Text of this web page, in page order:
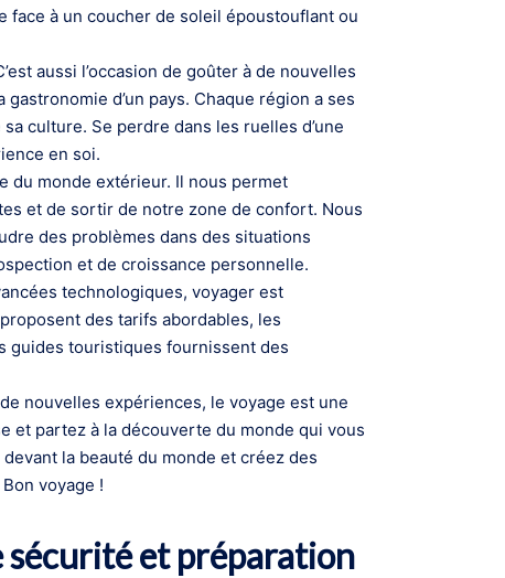
face à un coucher de soleil époustouflant ou
aussi l’occasion de goûter à de nouvelles
d’un pays. Chaque région a ses
culture. Se perdre dans les ruelles d’une
en soi.
du monde extérieur. Il nous permet
et de sortir de notre zone de confort. Nous
des problèmes dans des situations
et de croissance personnelle.
technologiques, voyager est
des tarifs abordables, les
guides touristiques fournissent des
nouvelles expériences, le voyage est une
et partez à la découverte du monde qui vous
la beauté du monde et créez des
voyage !
sécurité et préparation